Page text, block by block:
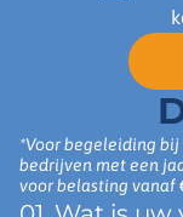
*Voor begeleiding
bedrijven met een
voor belasting vanaf